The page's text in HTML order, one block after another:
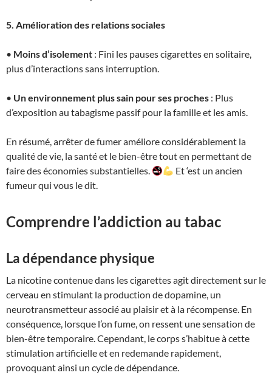
5. Amélioration des relations sociales
• Moins d’isolement : Fini les pauses cigarettes en solitaire,
plus d’interactions sans interruption.
• Un environnement plus sain pour ses proches : Plus
d’exposition au tabagisme passif pour la famille et les amis.
En résumé, arrêter de fumer améliore considérablement la
qualité de vie, la santé et le bien-être tout en permettant de
faire des économies substantielles.
Et ‘est un ancien
fumeur qui vous le dit.
Comprendre l’addiction au tabac
La dépendance physique
La nicotine contenue dans les cigarettes agit directement sur le
cerveau en stimulant la production de dopamine, un
neurotransmetteur associé au plaisir et à la récompense. En
conséquence, lorsque l’on fume, on ressent une sensation de
bien-être temporaire. Cependant, le corps s’habitue à cette
stimulation artificielle et en redemande rapidement,
provoquant ainsi un cycle de dépendance.